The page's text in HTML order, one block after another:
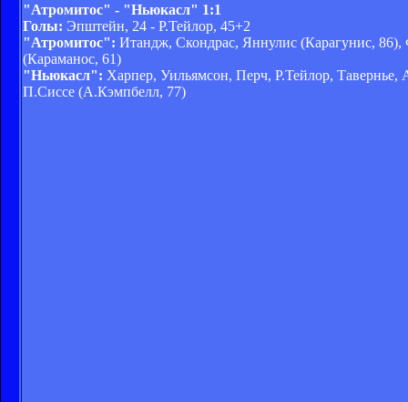
"Атромитос" - "Ньюкасл" 1:1
Голы: Эпштейн, 24 - Р.Тейлор, 45+2
"Атромитос": Итандж, Скондрас, Яннулис (Карагунис,
(Караманос, 61)
"Ньюкасл": Харпер, Уильямсон, Перч, Р.Тейлор,
П.Сиссе (А.Кэмпбелл, 77)